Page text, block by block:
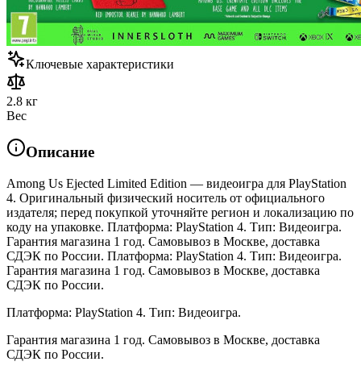
Ключевые характеристики
2.8 кг
Вес
Описание
Among Us Ejected Limited Edition — видеоигра для PlayStation
4. Оригинальный физический носитель от официального
издателя; перед покупкой уточняйте регион и локализацию по
коду на упаковке. Платформа: PlayStation 4. Тип: Видеоигра.
Гарантия магазина 1 год. Самовывоз в Москве, доставка
СДЭК по России. Платформа: PlayStation 4. Тип: Видеоигра.
Гарантия магазина 1 год. Самовывоз в Москве, доставка
СДЭК по России.
Платформа: PlayStation 4. Тип: Видеоигра.
Гарантия магазина 1 год. Самовывоз в Москве, доставка
СДЭК по России.